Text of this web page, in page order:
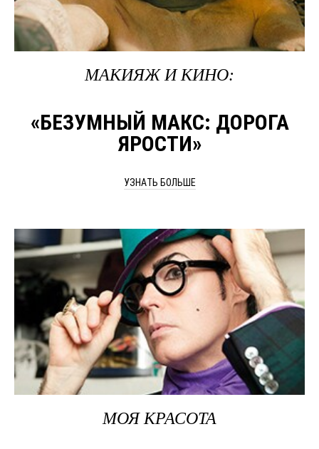
МАКИЯЖ И КИНО:
«БЕЗУМНЫЙ МАКС: ДОРОГА
ЯРОСТИ»
УЗНАТЬ БОЛЬШЕ
МОЯ КРАСОТА